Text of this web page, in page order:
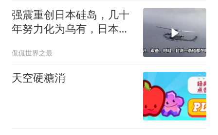
强震重创日本硅岛，几十
年努力化为乌有，日本国
侃侃世界之最
天空硬糖消